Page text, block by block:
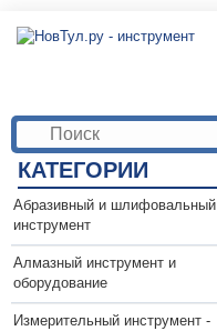
КАТЕГОРИИ
Абразивный и шлифовальный
инструмент
Алмазный инструмент и
оборудование
Измерительный инструмент -